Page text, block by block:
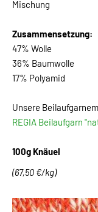
Mischung
Zusammensetzung:
47% Wolle
36% Baumwolle
17% Polyamid
Unsere
REGIA Beilaufgarn
100g Knäuel
(67,50 €/kg)